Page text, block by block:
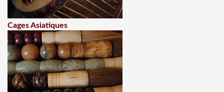
Cages Asiatiques